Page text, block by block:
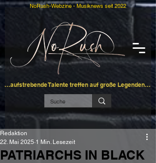
…aufstrebende Talente treffen auf große Legenden…
NoRush-Webzine - Musiknews seit 2022
PATRIARCHS IN BLACK
Redaktion
22. Mai 2025 1 Min. Lesezeit